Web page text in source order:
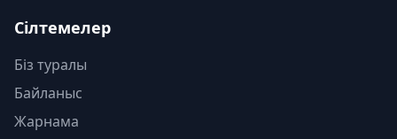
Сілтемелер
Біз туралы
Байланыс
Жарнама